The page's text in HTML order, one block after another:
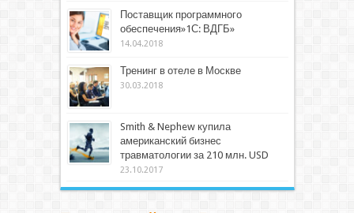
Поставщик программного
обеспечения»1С: ВДГБ»
14.04.2018
Тренинг в отеле в Москве
30.03.2018
Smith & Nephew купила
американский бизнес
травматологии за 210 млн. USD
23.10.2017